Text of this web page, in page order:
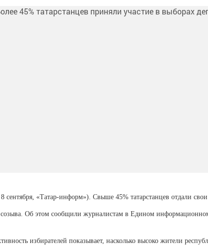
сентября, «Татар-информ»). Свыше 45% татарстанцев отдали
созыва. Об этом сообщили журналистам в Едином
избирателей показывает, насколько высоко жители